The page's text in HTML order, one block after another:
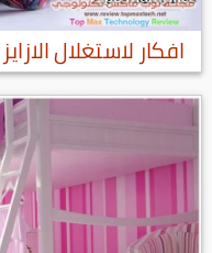
افكار لاستغلال